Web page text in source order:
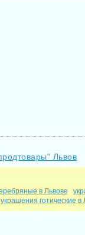
Львов
в Львове
украшения готические в